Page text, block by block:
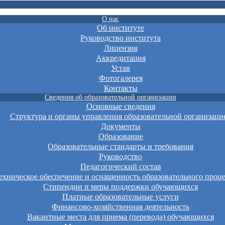
О нас
Об институте
Руководство института
Лицензия
Аккредитация
Устав
Фотогалерея
Контакты
Сведения об образовательной организации
Основные сведения
Структура и органы управления образовательной
Документы
Образование
Образовательные стандарты и требования
Руководство
Педагогический состав
обеспечение и оснащенность образовательного
Стипендии и меры поддержки обучающихся
Платные образовательные услуги
Финансово-хозяйственная деятельность
Вакантные места для приема (перевода) обучающихся